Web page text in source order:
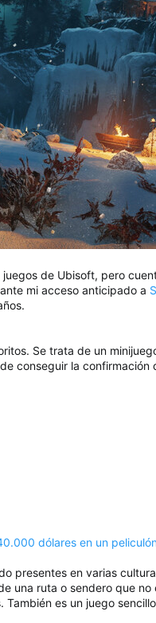
de Ubisoft, pero
mi acceso anticipado a
Se trata de un
conseguir la
dólares en un
presentes en varias
una ruta o sendero que
es un juego